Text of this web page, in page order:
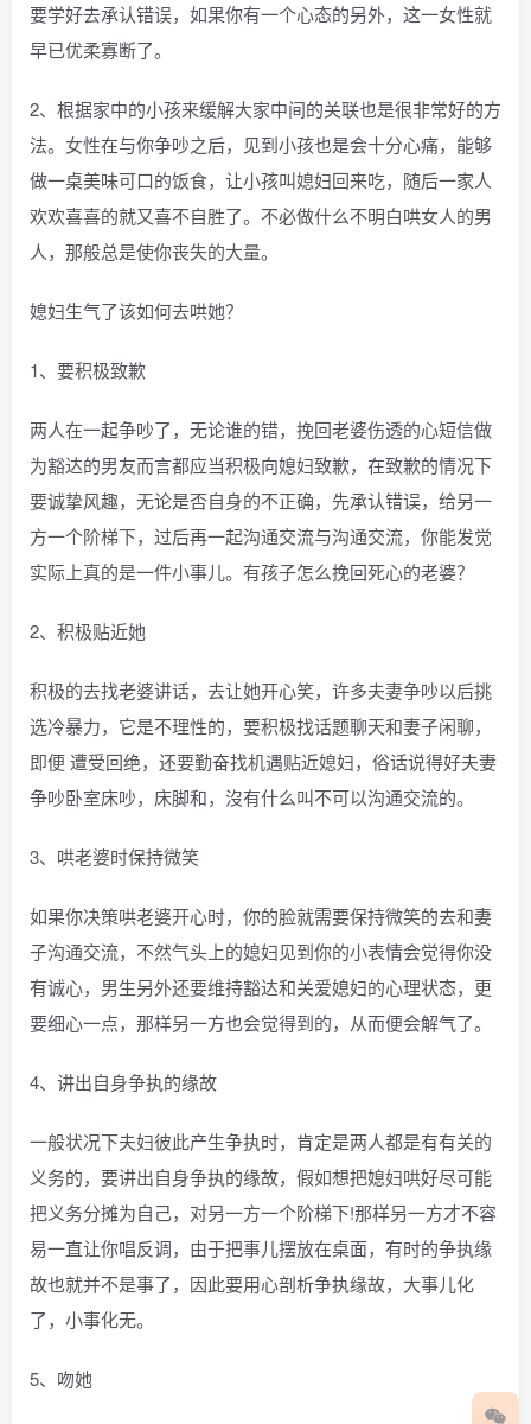
要学好去承认错误，如果你有一个心态的另外，这一女性就
早已优柔寡断了。
2、根据家中的小孩来缓解大家中间的关联也是很非常好的方
法。女性在与你争吵之后，见到小孩也是会十分心痛，能够
做一桌美味可口的饭食，让小孩叫媳妇回来吃，随后一家人
欢欢喜喜的就又喜不自胜了。不必做什么不明白哄女人的男
人，那般总是使你丧失的大量。
媳妇生气了该如何去哄她？
1、要积极致歉
两人在一起争吵了，无论谁的错，挽回老婆伤透的心短信做
为豁达的男友而言都应当积极向媳妇致歉，在致歉的情况下
要诚挚风趣，无论是否自身的不正确，先承认错误，给另一
方一个阶梯下，过后再一起沟通交流与沟通交流，你能发觉
实际上真的是一件小事儿。有孩子怎么挽回死心的老婆？
2、积极贴近她
积极的去找老婆讲话，去让她开心笑，许多夫妻争吵以后挑
选冷暴力，它是不理性的，要积极找话题聊天和妻子闲聊，
即便 遭受回绝，还要勤奋找机遇贴近媳妇，俗话说得好夫妻
争吵卧室床吵，床脚和，沒有什么叫不可以沟通交流的。
3、哄老婆时保持微笑
如果你决策哄老婆开心时，你的脸就需要保持微笑的去和妻
子沟通交流，不然气头上的媳妇见到你的小表情会觉得你没
有诚心，男生另外还要维持豁达和关爱媳妇的心理状态，更
要细心一点，那样另一方也会觉得到的，从而便会解气了。
4、讲出自身争执的缘故
一般状况下夫妇彼此产生争执时，肯定是两人都是有有关的
义务的，要讲出自身争执的缘故，假如想把媳妇哄好尽可能
把义务分摊为自己，对另一方一个阶梯下!那样另一方才不容
易一直让你唱反调，由于把事儿摆放在桌面，有时的争执缘
故也就并不是事了，因此要用心剖析争执缘故，大事儿化
了，小事化无。
5、吻她